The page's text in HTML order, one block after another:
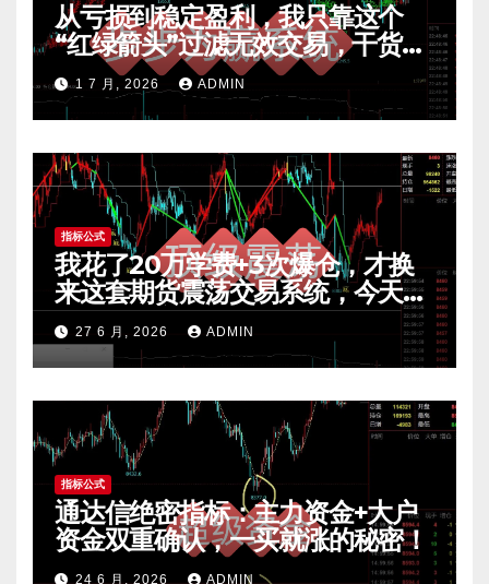
从亏损到稳定盈利，我只靠这个
“红绿箭头”过滤无效交易，干货全
公开 mt4指标
1 7 月, 2026 ADMIN
指标公式
我花了20万学费+3次爆仓，才换
来这套期货震荡交易系统，今天免
费公开核心逻辑
27 6 月, 2026 ADMIN
指标公式
通达信绝密指标：主力资金+大户
资金双重确认，一买就涨的秘密！
24 6 月, 2026 ADMIN